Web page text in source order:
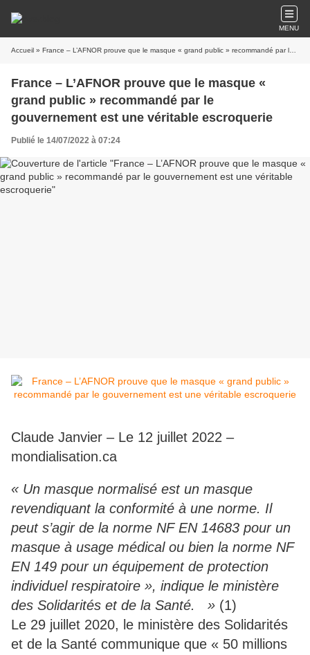
MENU
Accueil » France – L’AFNOR prouve que le masque « grand public » recommandé par le gouvernement est une véritable escroquerie
France – L’AFNOR prouve que le masque «
grand public » recommandé par le
gouvernement est une véritable escroquerie
Publié le 14/07/2022 à 07:24
Claude Janvier – Le 12 juillet 2022 –
mondialisation.ca
« Un masque normalisé est un masque
revendiquant la conformité à une norme. Il
peut s’agir de la norme NF EN 14683 pour un
masque à usage médical ou bien la norme NF
EN 149 pour un équipement de protection
individuel respiratoire », indique le ministère
des Solidarités et de la Santé. » (1)
Le 29 juillet 2020, le ministère des Solidarités
et de la Santé communique que « 50 millions